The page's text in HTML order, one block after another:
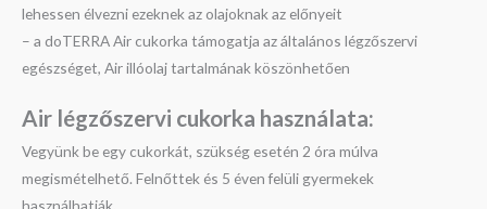
lehessen élvezni ezeknek az olajoknak az előnyeit
– a doTERRA Air cukorka támogatja az általános légzőszervi
egészséget, Air illóolaj tartalmának köszönhetően
Air légzőszervi cukorka használata:
Vegyünk be egy cukorkát, szükség esetén 2 óra múlva
megismételhető. Felnőttek és 5 éven felüli gyermekek